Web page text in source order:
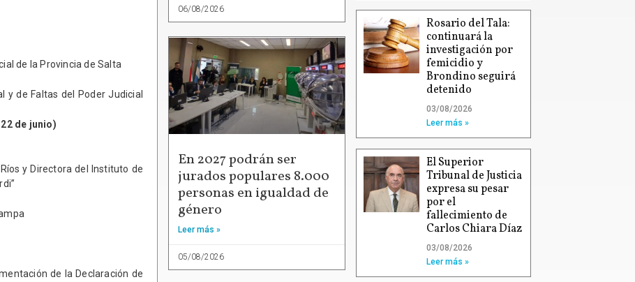
de la Provincia de Salta
y de Faltas del Poder Judicial
de junio)
y Directora del Instituto de
de la Declaración de
06/08/2026
En 2027 podrán ser
jurados populares 8.000
personas en igualdad de
género
Leer más »
05/08/2026
Rosario del Tala:
continuará la
investigación por
femicidio y
Brondino seguirá
detenido
03/08/2026
Leer más »
El Superior
Tribunal de Justicia
expresa su pesar
por el
fallecimiento de
Carlos Chiara Díaz
03/08/2026
Leer más »